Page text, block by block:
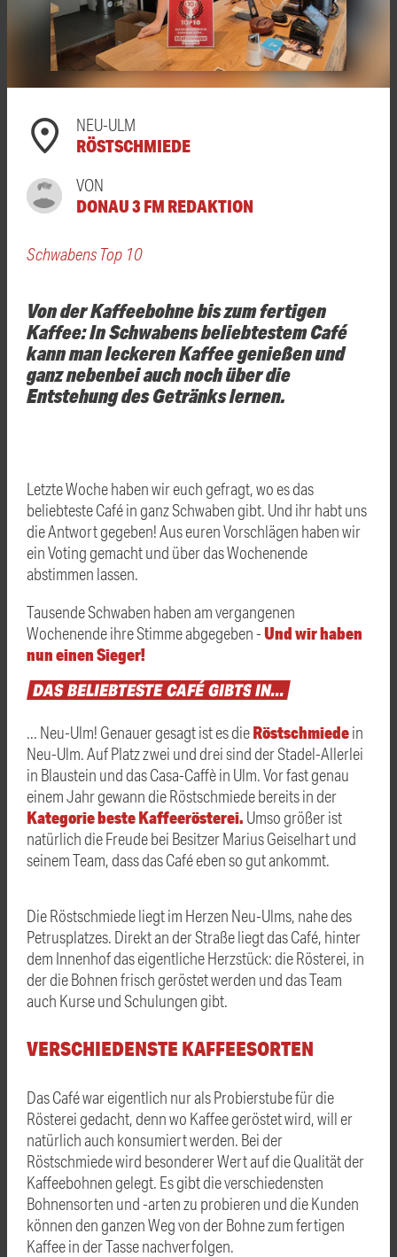
NEU-ULM
RÖSTSCHMIEDE
VON
DONAU 3 FM REDAKTION
Schwabens Top 10
Von der Kaffeebohne bis zum fertigen
Kaffee: In Schwabens beliebtestem Café
kann man leckeren Kaffee genießen und
ganz nebenbei auch noch über die
Entstehung des Getränks lernen.
Letzte Woche haben wir euch gefragt, wo es das
beliebteste Café in ganz Schwaben gibt. Und ihr habt uns
die Antwort gegeben! Aus euren Vorschlägen haben wir
ein Voting gemacht und über das Wochenende
abstimmen lassen.
Tausende Schwaben haben am vergangenen
Wochenende ihre Stimme abgegeben -Und wir haben
nun einen Sieger!
DASBELIEBTESTECAFÉGIBTSIN...
... Neu-Ulm! Genauer gesagt ist es dieRöstschmiedein
Neu-Ulm. Auf Platz zwei und drei sind der Stadel-Allerlei
in Blaustein und das Casa-Caffè in Ulm. Vor fast genau
einem Jahr gewann die Röstschmiede bereits in der
Kategorie beste Kaffeerösterei. Umso größer ist
natürlich die Freude bei Besitzer Marius Geiselhart und
seinem Team, dass das Café eben so gut ankommt.
Die Röstschmiede liegt im Herzen Neu-Ulms, nahe des
Petrusplatzes. Direkt an der Straße liegt das Café, hinter
dem Innenhof das eigentliche Herzstück: die Rösterei, in
der die Bohnen frisch geröstet werden und das Team
auch Kurse und Schulungen gibt.
VERSCHIEDENSTE KAFFEESORTEN
Das Café war eigentlich nur als Probierstube für die
Rösterei gedacht, denn wo Kaffee geröstet wird, will er
natürlich auch konsumiert werden. Bei der
Röstschmiede wird besonderer Wert auf die Qualität der
Kaffeebohnen gelegt. Es gibt die verschiedensten
Bohnensorten und -arten zu probieren und die Kunden
können den ganzen Weg von der Bohne zum fertigen
Kaffee in der Tasse nachverfolgen.